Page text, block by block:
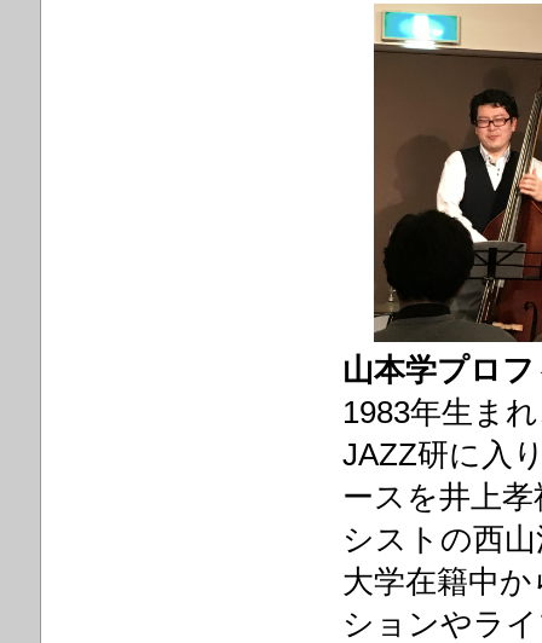
山本学プロ
1983年生ま
JAZZ研に入
ースを井上
シストの西
大学在籍中
ションやラ